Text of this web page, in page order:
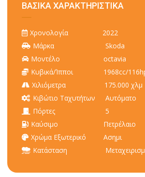
ΒΑΣΙΚΑ ΧΑΡΑΚΤΗΡΙΣΤΙΚΑ
Χρονολογία
2022
Μάρκα
Skoda
Μοντέλο
octavia
Κυβικά/Ίπποι
1968cc/
Χιλιόμετρα
175.000 χλμ
Κιβώτιο Ταχυτήτων
Αυτόματο
Πόρτες
5
Καύσιμο
Πετρέλαιο
Χρώμα Εξωτερικό
Aσημι
Κατάσταση